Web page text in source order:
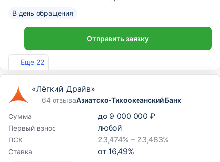
Еще 22
В день обращения
Отправить заявку
Лиц. №963
«Лёгкий Драйв»
64 отзываАзиатско-Тихоокеанский Банк
Сумма
до 9 000 000 ₽
Первый взнос любой
ПСК 23,474% – 23,483%
Ставка от 16,49%